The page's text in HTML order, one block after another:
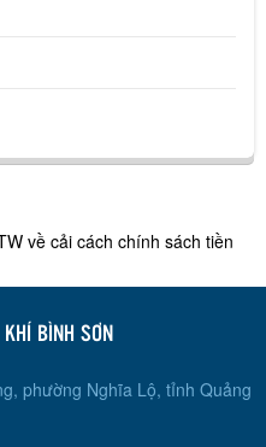
về cải cách chính sách tiền
BÌNH SƠN
phường Nghĩa Lộ, tỉnh Quảng